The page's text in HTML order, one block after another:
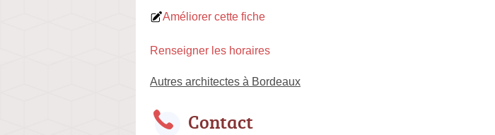
Améliorer cette fiche
Renseigner les horaires
Autres architectes à Bordeaux
Contact